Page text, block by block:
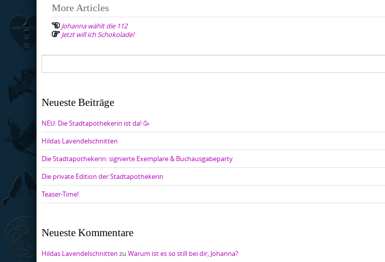
Post
navigation
More Articles
Johanna wählt die 112
Jetzt will ich Schokolade!
Neueste Beiträge
NEU: Die Stadtapothekerin ist da! 🥳
Hildas Lavendelschnitten
Die Stadtapothekerin: signierte Exemplare & Buchausgabeparty
Die private Edition der Stadtapothekerin
Teaser-Time!
Neueste Kommentare
Hildas Lavendelschnitten zu Warum ist es so still bei dir, Johanna?